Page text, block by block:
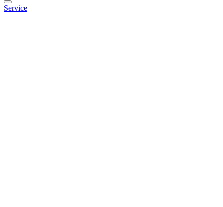
Service